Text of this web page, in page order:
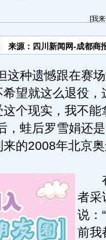
[我
来源：四川新闻网-成都商
种遗憾跟在赛场
望就这么退役，
个现实，我不能
，蛙后罗雪娟还
的2008年北京
在
者采
说：
前我